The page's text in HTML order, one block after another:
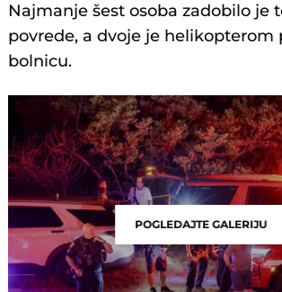
Najmanje šest osoba zadobilo je
povrede, a dvoje je helikopterom
bolnicu.
POGLEDAJTE GALERIJU